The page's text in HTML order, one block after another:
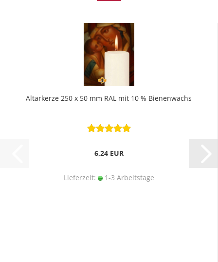
Altarkerze 250 x 50 mm RAL mit 10 % Bienenwachs
6,24 EUR
Lieferzeit: 1-3 Arbeitstage